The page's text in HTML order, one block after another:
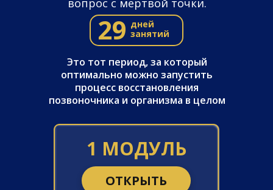
29
Это тот период, за который
оптимально можно запустить
процесс восстановления
позвоночника и организма в целом
дней
занятий
1 МОДУЛЬ
вопрос с мертвой точки.
ОТКРЫТЬ